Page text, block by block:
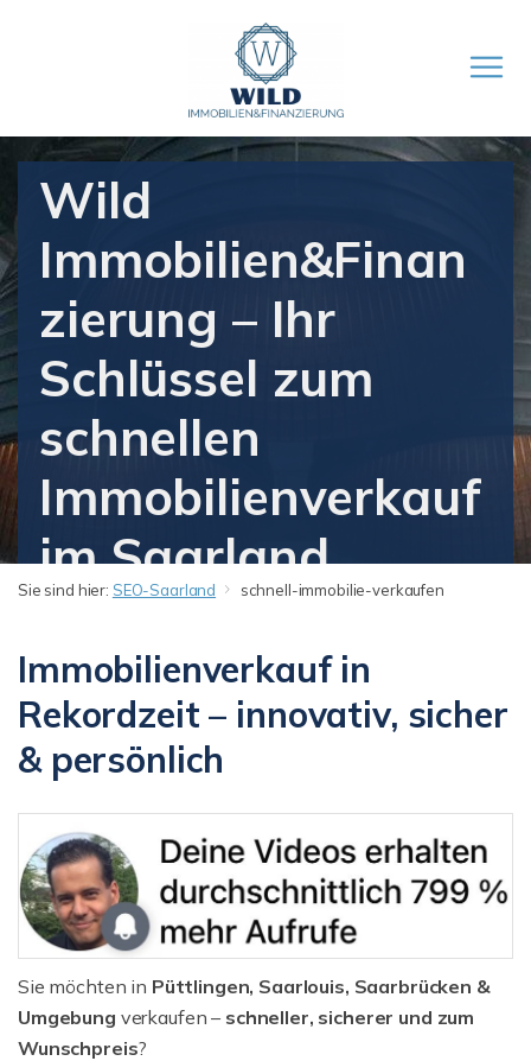
Wild
Immobilien&Finan
zierung – Ihr
Schlüssel zum
schnellen
Immobilienverkauf
im Saarland
Sie sind hier: SEO-Saarland schnell-immobilie-verkaufen
Immobilienverkauf in
Rekordzeit – innovativ, sicher
& persönlich
Sie möchten in Püttlingen, Saarlouis, Saarbrücken &
Umgebung verkaufen – schneller, sicherer und zum
Wunschpreis?